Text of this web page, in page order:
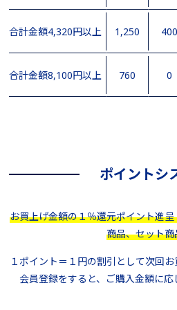
合計金額4,320円以上 1,250 400
合計金額8,100円以上 760 0
ポイントシ
お買上げ金額の１％還元ポイント進
商品、セット商
１ポイント＝１円の割引として次回お
会員登録をすると、ご購入金額に応